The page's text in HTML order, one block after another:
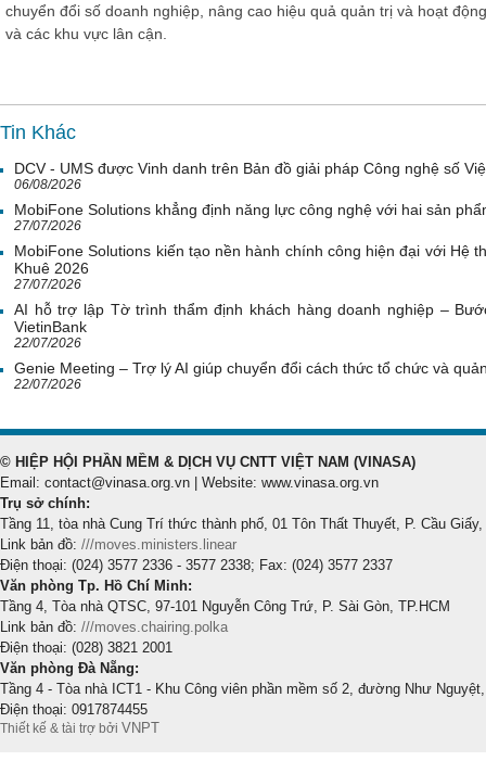
chuyển đổi số doanh nghiệp, nâng cao hiệu quả quản trị và hoạt
và các khu vực lân cận.
Tin Khác
DCV - UMS được Vinh danh trên Bản đồ giải pháp Công nghệ số
06/08/2026
MobiFone Solutions khẳng định năng lực công nghệ với hai sản
27/07/2026
MobiFone Solutions kiến tạo nền hành chính công hiện đại với Hệ
Khuê 2026
27/07/2026
AI hỗ trợ lập Tờ trình thẩm định khách hàng doanh nghiệp –
VietinBank
22/07/2026
Genie Meeting – Trợ lý AI giúp chuyển đổi cách thức tổ chức và
22/07/2026
© HIỆP HỘI PHẦN MỀM & DỊCH VỤ CNTT VIỆT NAM (VINASA)
Email: contact@vinasa.org.vn | Website: www.vinasa.org.vn
Trụ sở chính:
Tầng 11, tòa nhà Cung Trí thức thành phố, 01 Tôn Thất Thuyết, P. Cầu Giấy,
Link bản đồ: ///moves.ministers.linear
Điện thoại: (024) 3577 2336 - 3577 2338; Fax: (024) 3577 2337
Văn phòng Tp. Hồ Chí Minh:
Tầng 4, Tòa nhà QTSC, 97-101 Nguyễn Công Trứ, P. Sài Gòn, TP.HCM
Link bản đồ: ///moves.chairing.polka
Điện thoại: (028) 3821 2001
Văn phòng Đà Nẵng:
Tầng 4 - Tòa nhà ICT1 - Khu Công viên phần mềm số 2, đường Như
Điện thoại: 0917874455
Thiết kế & tài trợ bởi VNPT